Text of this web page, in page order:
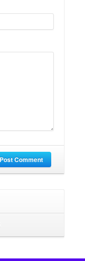
Post Comment